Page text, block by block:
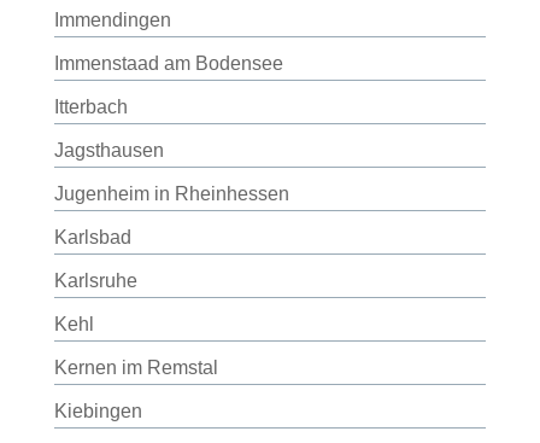
Immendingen
Immenstaad am Bodensee
Itterbach
Jagsthausen
Jugenheim in Rheinhessen
Karlsbad
Karlsruhe
Kehl
Kernen im Remstal
Kiebingen